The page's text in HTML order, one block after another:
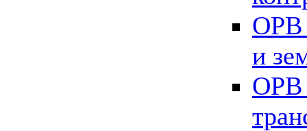
ОРВ
и
ОРВ